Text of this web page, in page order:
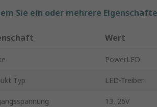
Sie ein oder mehrere
Wert
PowerLED
Typ LED-Treiber
13, 26V